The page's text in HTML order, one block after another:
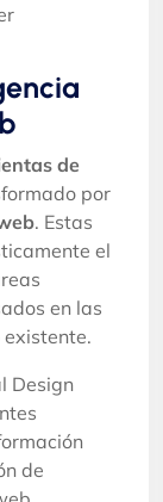
de
por
. Estas
el
en las
existente.
Design
de